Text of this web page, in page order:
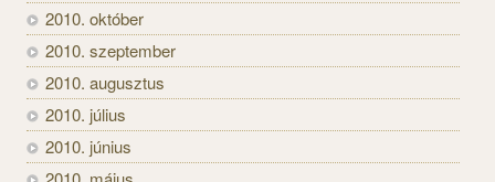
2010. október
2010. szeptember
2010. augusztus
2010. július
2010. június